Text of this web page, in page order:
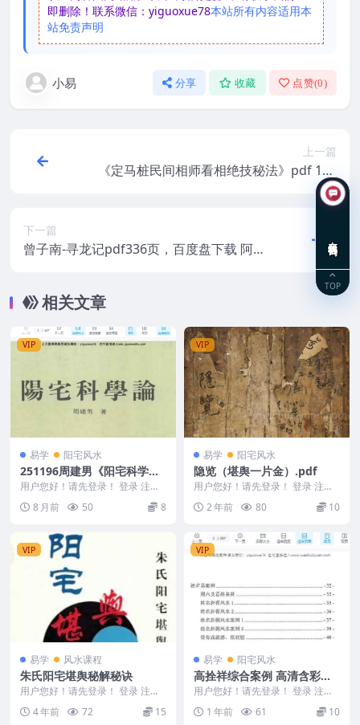
即删除！联系微信：yiguoxue78本站所有内容适用本
站免责声明
小易 分享 收藏 点赞(0)
上一篇
《定马桩民间相师看相绝技秘法》pdf 144
页，手抄拍照清晰百度盘。阿里云盘
下一篇
曾子南-寻龙记pdf336页，百度盘下载 阿里
相关文章
VIP
易学 阳宅风水
251196周建男《阳宅科学
论》 446页 电子版Y
用户您好！请先登录！ 登录 注册
周建男《阳宅科学论》 446页 电
子版Y 25...
8 月前 50 8
VIP
易学 阳宅风水
隐览（堪舆一片金）.pdf
用户您好！请先登录！ 登录 注册
隐览（堪舆一片金）.pdf 2405044
-6...2 年前 80 10
VIP
易学 风水课程
朱氏阳宅堪舆秘解秘诀
用户您好！请先登录！ 登录 注册
朱氏阳宅堪舆秘解秘诀 编号：297
2D795
4 年前 72 15
VIP
易学 阳宅风水
高拴祥综合案例 高清含彩色
绘图228页.pdf Y
用户您好！请先登录！ 登录 注册
高拴祥综合案例 高清含彩色绘图2
28页.pdf...
1 年前 61 10
TOP